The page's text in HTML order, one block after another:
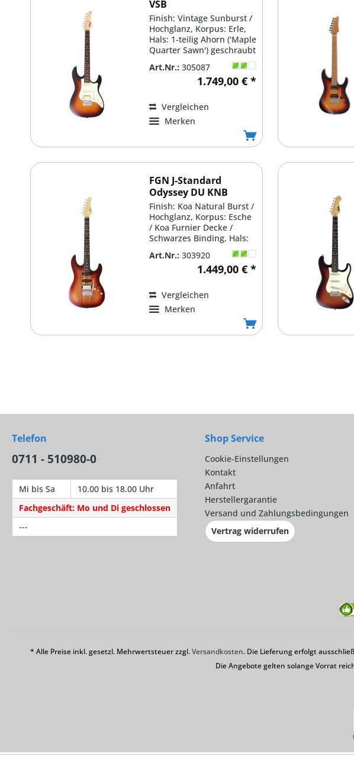
VSB
Finish: Vintage Sunburst /
Hochglanz, Korpus: Erle,
Hals: 1-teilig Ahorn ('Maple
Quarter Sawn') geschraubt
Art.Nr.: 305087
1.749,00 € *
Vergleichen
Merken
FGN J-Standard
Odyssey DU KNB
Finish: Koa Natural Burst /
Hochglanz, Korpus: Esche
/ Koa Furnier Decke /
Schwarzes Binding, Hals:
Art.Nr.: 303920
1.449,00 € *
Vergleichen
Merken
Telefon
0711 - 510980-0
Mi bis Sa
10.00 bis 18.00 Uhr
Fachgeschäft: Mo und Di geschlossen
---
Shop Service
Cookie-Einstellungen
Kontakt
Anfahrt
Herstellergarantie
Versand und Zahlungsbedingungen
Vertrag widerrufen
* Alle Preise inkl. gesetzl. Mehrwertsteuer zzgl.Versandkosten. Die Lieferung erfolgt
Die Angebote gelten solange Vorrat